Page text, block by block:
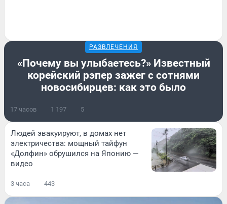
РАЗВЛЕЧЕНИЯ
«Почему вы улыбаетесь?» Известный
корейский рэпер зажег с сотнями
новосибирцев: как это было
17 часов 1 197 5
Людей эвакуируют, в домах нет
электричества: мощный тайфун
«Долфин» обрушился на Японию —
видео
3 часа 443